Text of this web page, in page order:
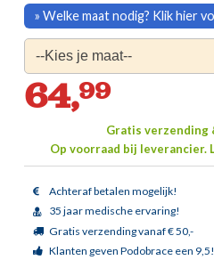
64,99
Gratis verzending
Op voorraad bij leverancier.
Achteraf betalen mogelijk!
35 jaar medische ervaring!
Gratis verzending vanaf € 50,-
Klanten geven Podobrace een 9,5!
» Welke maat nodig? Klik hier